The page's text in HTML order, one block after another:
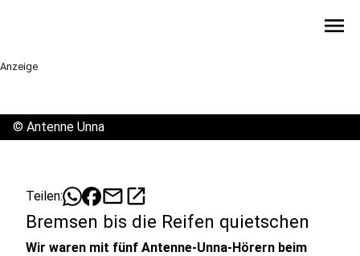
menu
Anzeige
© Antenne Unna
Teilen: mailopen_in_new
Bremsen bis die Reifen quietschen
Wir waren mit fünf Antenne-Unna-Hörern beim